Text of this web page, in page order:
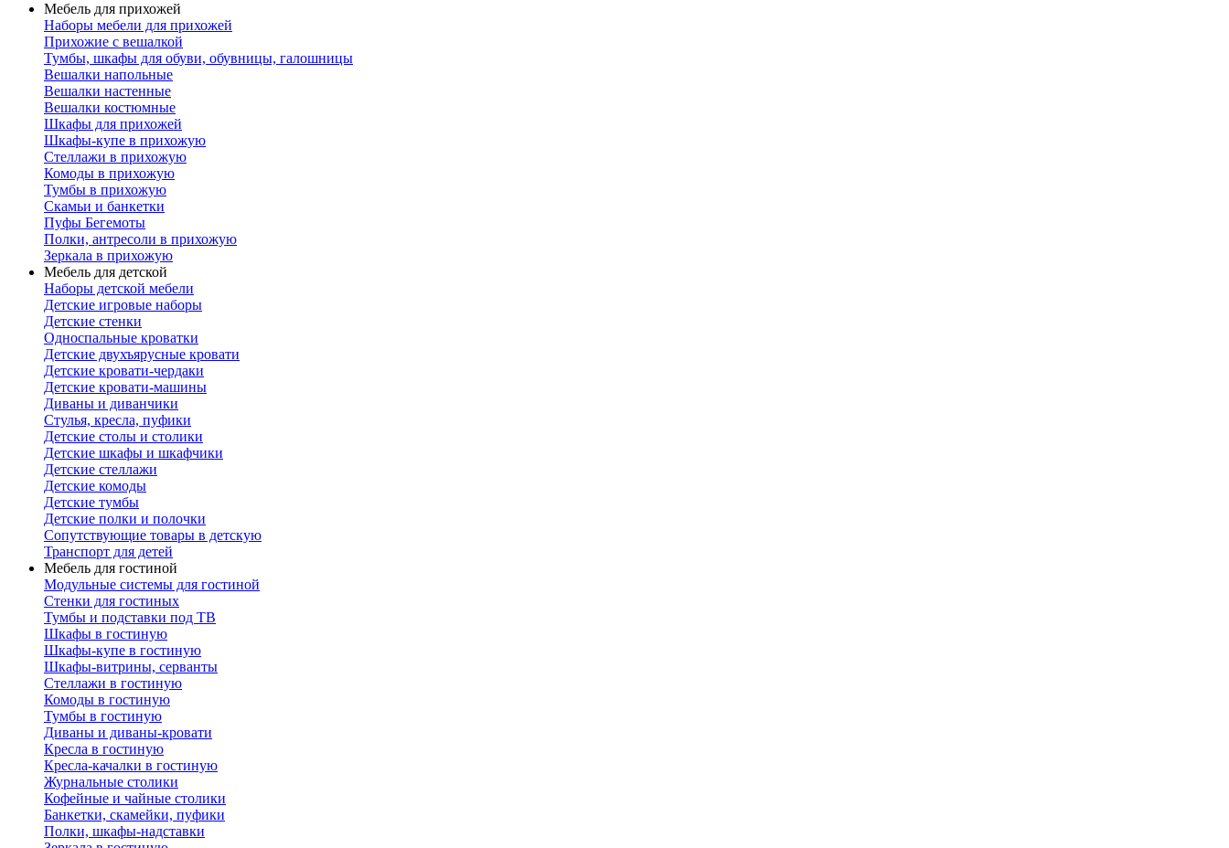
Мебель для прихожей
Наборы мебели для прихожей
Прихожие с вешалкой
Тумбы, шкафы для обуви, обувницы, галошницы
Вешалки напольные
Вешалки настенные
Вешалки костюмные
Шкафы для прихожей
Шкафы-купе в прихожую
Стеллажи в прихожую
Комоды в прихожую
Тумбы в прихожую
Скамьи и банкетки
Пуфы Бегемоты
Полки, антресоли в прихожую
Зеркала в прихожую
Мебель для детской
Наборы детской мебели
Детские игровые наборы
Детские стенки
Односпальные кроватки
Детские двухъярусные кровати
Детские кровати-чердаки
Детские кровати-машины
Диваны и диванчики
Стулья, кресла, пуфики
Детские столы и столики
Детские шкафы и шкафчики
Детские стеллажи
Детские комоды
Детские тумбы
Детские полки и полочки
Сопутствующие товары в детскую
Транспорт для детей
Мебель для гостиной
Модульные системы для гостиной
Стенки для гостиных
Тумбы и подставки под ТВ
Шкафы в гостиную
Шкафы-купе в гостиную
Шкафы-витрины, серванты
Стеллажи в гостиную
Комоды в гостиную
Тумбы в гостиную
Диваны и диваны-кровати
Кресла в гостиную
Кресла-качалки в гостиную
Журнальные столики
Кофейные и чайные столики
Банкетки, скамейки, пуфики
Полки, шкафы-надставки